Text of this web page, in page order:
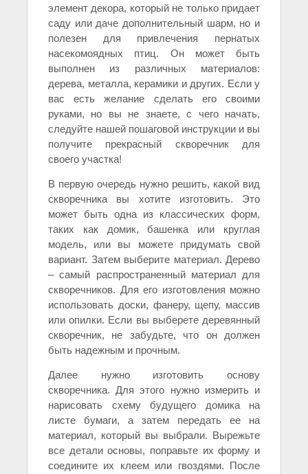
элемент декора, который не только придает
саду или даче дополнительный шарм, но и
полезен для привлечения пернатых
насекомоядных птиц. Он может быть
выполнен из различных материалов:
дерева, металла, керамики и других. Если у
вас есть желание сделать его своими
руками, но вы не знаете, с чего начать,
следуйте нашей пошаговой инструкции и вы
получите прекрасный скворечник для
своего участка!
В первую очередь нужно решить, какой вид
скворечника вы хотите изготовить. Это
может быть одна из классических форм,
таких как домик, башенка или круглая
модель, или вы можете придумать свой
вариант. Затем выберите материал. Дерево
– самый распространенный материал для
скворечников. Для его изготовления можно
использовать доски, фанеру, щепу, массив
или опилки. Если вы выберете деревянный
скворечник, не забудьте, что он должен
быть надежным и прочным.
Далее нужно изготовить основу
скворечника. Для этого нужно измерить и
нарисовать схему будущего домика на
листе бумаги, а затем передать ее на
материал, который вы выбрали. Вырежьте
все детали основы, поправьте их форму и
соедините их клеем или гвоздями. После